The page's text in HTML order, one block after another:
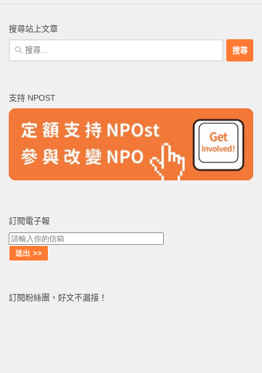
搜尋站上文章
搜
尋
字:
支持 NPOST
訂閱電子報
訂閱粉絲團，好文不漏接！